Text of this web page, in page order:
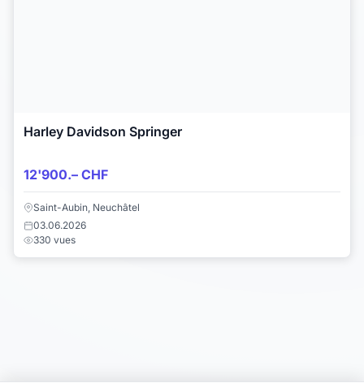
Harley Davidson Springer
12'900.– CHF
Saint-Aubin, Neuchâtel
03.06.2026
330 vues